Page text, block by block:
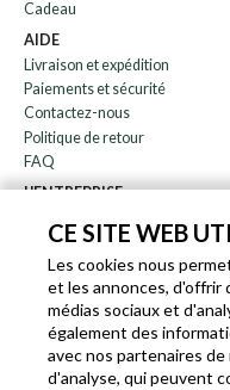
CE SITE WEB
Les cookies nous
et les annonces, d'offrir
médias sociaux et
également des
avec nos partenaires
d'analyse, qui peuvent
Cadeau
AIDE
Livraison et expédition
Paiements et sécurité
Contactez-nous
Politique de retour
FAQ
L'ENTREPRISE
À propos de nous
Blog
Affiliation
EN IT FR DE